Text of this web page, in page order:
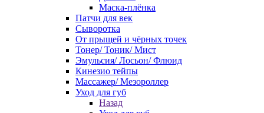
Маска-плёнка
Патчи для век
Сыворотка
От прыщей и чёрных точек
Тонер/ Тоник/ Мист
Эмульсия/ Лосьон/ Флюид
Кинезио тейпы
Массажер/ Мезороллер
Уход для губ
Назад